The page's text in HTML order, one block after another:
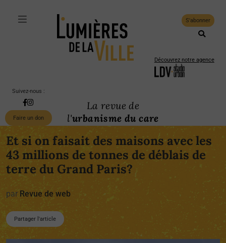
S'abonner
Découvrez notre agence
Suivez-nous :
Faire un don
La revue de
l'urbanisme du care
Et si on faisait des maisons avec les
43 millions de tonnes de déblais de
terre du Grand Paris?
par Revue de web
Partager l'article